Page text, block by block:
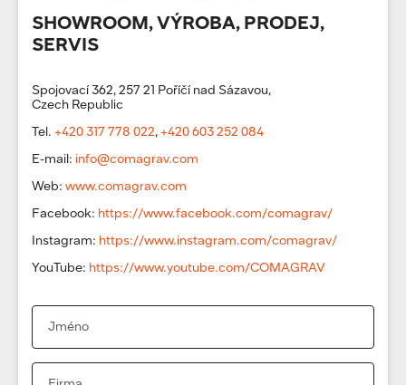
SHOWROOM, VÝROBA, PRODEJ,
SERVIS
Spojovací 362, 257 21 Poříčí nad Sázavou,
Czech Republic
Tel. +420 317 778 022, +420 603 252 084
E-mail: info@comagrav.com
Web: www.comagrav.com
Facebook: https://www.facebook.com/comagrav/
Instagram: https://www.instagram.com/comagrav/
YouTube: https://www.youtube.com/COMAGRAV